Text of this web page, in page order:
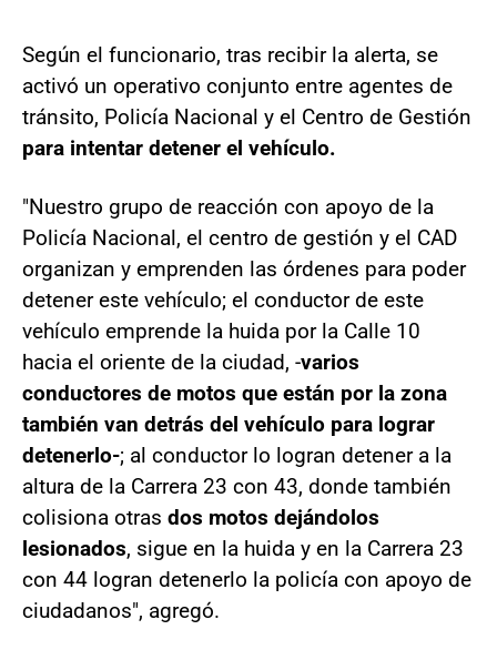
Según el funcionario, tras recibir la alerta, se
activó un operativo conjunto entre agentes de
tránsito, Policía Nacional y el Centro de Gestión
para intentar detener el vehículo.
"Nuestro grupo de reacción con apoyo de la
Policía Nacional, el centro de gestión y el CAD
organizan y emprenden las órdenes para poder
detener este vehículo; el conductor de este
vehículo emprende la huida por la Calle 10
hacia el oriente de la ciudad, -varios
conductores de motos que están por la zona
también van detrás del vehículo para lograr
detenerlo-; al conductor lo logran detener a la
altura de la Carrera 23 con 43, donde también
colisiona otras dos motos dejándolos
lesionados, sigue en la huida y en la Carrera 23
con 44 logran detenerlo la policía con apoyo de
ciudadanos", agregó.